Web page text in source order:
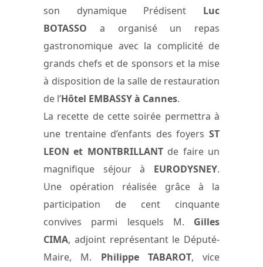
son dynamique Prédisent Luc
BOTASSO a organisé un repas
gastronomique avec la complicité de
grands chefs et de sponsors et la mise
à disposition de la salle de restauration
de l’Hôtel EMBASSY à Cannes.
La recette de cette soirée permettra à
une trentaine d’enfants des foyers ST
LEON et MONTBRILLANT de faire un
magnifique séjour à EURODYSNEY.
Une opération réalisée grâce à la
participation de cent cinquante
convives parmi lesquels M. Gilles
CIMA, adjoint représentant le Député-
Maire, M. Philippe TABAROT, vice